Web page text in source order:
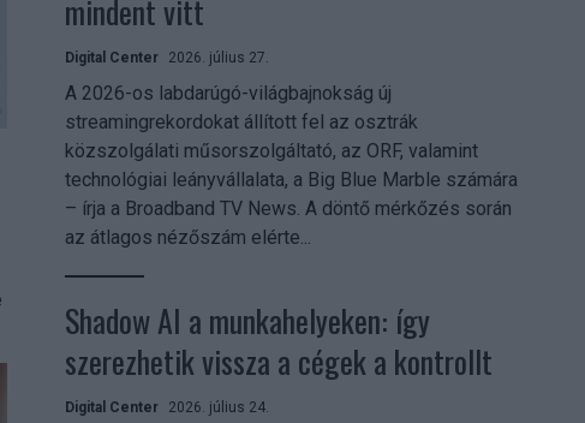
mindent vitt
Digital Center 2026. július 27.
A 2026-os labdarúgó-világbajnokság új
streamingrekordokat állított fel az osztrák
közszolgálati műsorszolgáltató, az ORF, valamint
technológiai leányvállalata, a Big Blue Marble számára
– írja a Broadband TV News. A döntő mérkőzés során
az átlagos nézőszám elérte...
Shadow AI a munkahelyeken: így
szerezhetik vissza a cégek a kontrollt
Digital Center 2026. július 24.